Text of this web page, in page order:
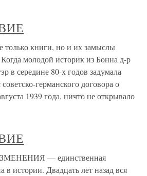
книги, но и их замыслы
моло­дой историк из Бонна д-р
в середине 80-х годов задумала
германского договора о
1939 года, ничто не открывало
— единственная
в истории. Двадцать лет назад вся